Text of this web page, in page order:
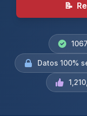
📝
Datos 100%